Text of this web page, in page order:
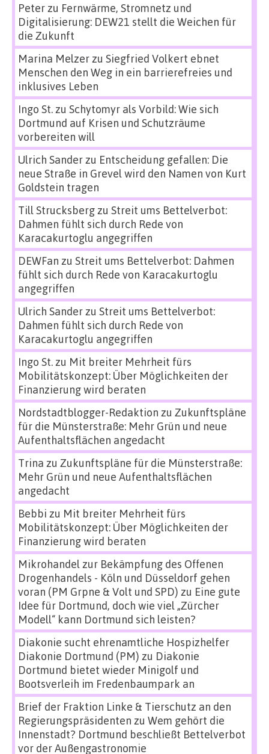
Peterzu Fernwärme, Stromnetz und
Digitalisierung: DEW21 stellt die Weichen für
die Zukunft
Marina Melzerzu Siegfried Volkert ebnet
Menschen den Weg in ein barrierefreies und
inklusives Leben
Ingo St.zu Schytomyr als Vorbild: Wie sich
Dortmund auf Krisen und Schutzräume
vorbereiten will
Ulrich Sanderzu Entscheidung gefallen: Die
neue Straße in Grevel wird den Namen von Kurt
Goldstein tragen
Till Strucksbergzu Streit ums Bettelverbot:
Dahmen fühlt sich durch Rede von
Karacakurtoglu angegriffen
DEWFan zu Streit ums Bettelverbot: Dahmen
fühlt sich durch Rede von Karacakurtoglu
angegriffen
Ulrich Sanderzu Streit ums Bettelverbot:
Dahmen fühlt sich durch Rede von
Karacakurtoglu angegriffen
Ingo St.zu Mit breiter Mehrheit fürs
Mobilitätskonzept: Über Möglichkeiten der
Finanzierung wird beraten
Nordstadtblogger-Redaktion zu Zukunftspläne
für die Münsterstraße: Mehr Grün und neue
Aufenthaltsflächen angedacht
Trina zu Zukunftspläne für die Münsterstraße:
Mehr Grün und neue Aufenthaltsflächen
angedacht
Bebbi zu Mit breiter Mehrheit fürs
Mobilitätskonzept: Über Möglichkeiten der
Finanzierung wird beraten
Mikrohandel zur Bekämpfung des Offenen
Drogenhandels - Köln und Düsseldorf gehen
voran (PM Grpne & Volt und SPD) zu Eine gute
Idee für Dortmund, doch wie viel „Zürcher
Modell“ kann Dortmund sich leisten?
Diakonie sucht ehrenamtliche Hospizhelfer
Diakonie Dortmund (PM) zu Diakonie
Dortmund bietet wieder Minigolf und
Bootsverleih im Fredenbaumpark an
Brief der Fraktion Linke & Tierschutz an den
Regierungspräsidenten zu Wem gehört die
Innenstadt? Dortmund beschließt Bettelverbot
vor der Außengastronomie